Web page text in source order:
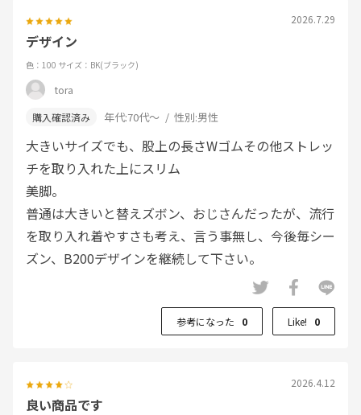
2026.7.29
デザイン
色：100 サイズ：BK(ブラック)
tora
年代:70代～ 性別:男性
大きいサイズでも、股上の長さWゴムその他ストレッ
チを取り入れた上にスリム
美脚。
普通は大きいと替えズボン、おじさんだったが、流行
を取り入れ着やすさも考え、言う事無し、今後毎シー
ズン、B200デザインを継続して下さい。
参考になった 0 Like! 0
2026.4.12
良い商品です